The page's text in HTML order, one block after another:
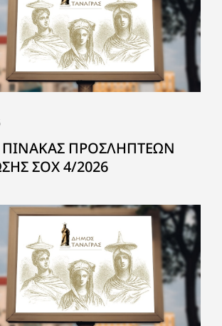
ΠΙΝΑΚΑΣ ΠΡΟΣΛΗΠΤΕΩΝ
ΣΟΧ 4/2026